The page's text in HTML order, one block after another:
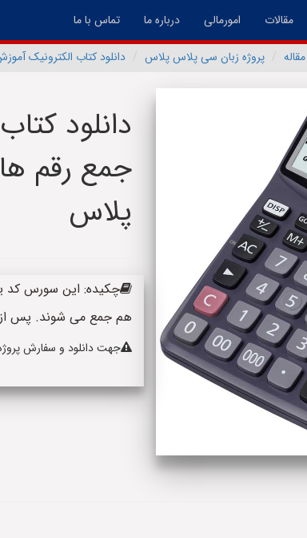
مقالات امورمالی درباره ما تماس با ما
پروژه زبان سی پلاس پلاس دانلود کتاب الکترونیک
دانلود
جمع رقم
پلاس
هم جمع می شوند. پس از
جهت دانلود و سفارش